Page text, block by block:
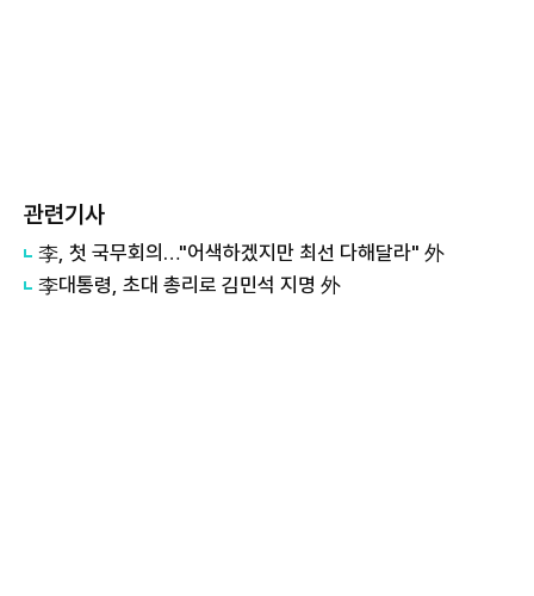
관련기사
李, 첫 국무회의…"어색하겠지만 최선 다해달라" 外
李대통령, 초대 총리로 김민석 지명 外